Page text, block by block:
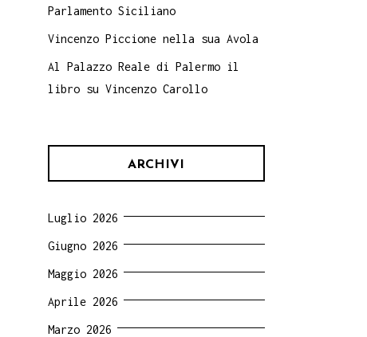
Parlamento Siciliano
Vincenzo Piccione nella sua Avola
Al Palazzo Reale di Palermo il
libro su Vincenzo Carollo
ARCHIVI
Luglio 2026
Giugno 2026
Maggio 2026
Aprile 2026
Marzo 2026